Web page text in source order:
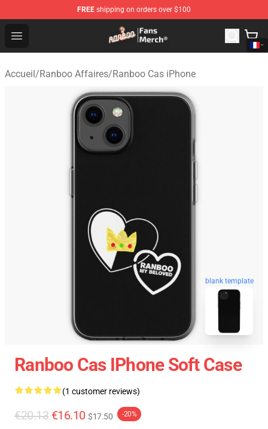
FREE shipping on orders over $100
Open menu
Ranboo Store - Official Ranboo Merchandise Shop
Accueil/Ranboo Affaires/Ranboo Cas iPhone
blank template
Ranboo Cas IPhone Soft Case
(1 customer reviews)
€20.13 €16.10 $17.50 -20%